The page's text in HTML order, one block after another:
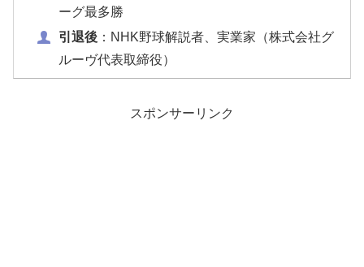
ーグ最多勝
引退後：NHK野球解説者、実業家（株式会社グ
ルーヴ代表取締役）
スポンサーリンク